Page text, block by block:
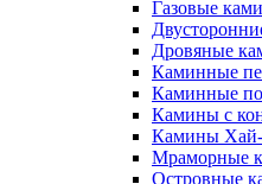
Газовые
Дровяные
Каминные
Каминные
Камины с
Камины
Мраморные
Островные